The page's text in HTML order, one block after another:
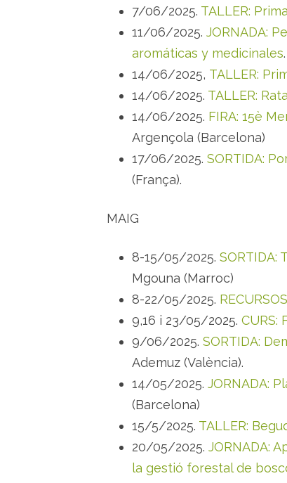
7/06/2025. TALLER:
11/06/2025. JORNADA:
aromáticas y medicinales
14/06/2025, TALLER:
14/06/2025. TALLER:
14/06/2025. FIRA: 15è
Argençola (Barcelona)
17/06/2025. SORTIDA:
(França).
MAIG
8-15/05/2025. SORTIDA:
Mgouna (Marroc)
8-22/05/2025.
9,16 i 23/05/2025. CURS:
9/06/2025. SORTIDA:
Ademuz (València).
14/05/2025. JORNADA:
(Barcelona)
15/5/2025. TALLER:
20/05/2025. JORNADA:
la gestió forestal de